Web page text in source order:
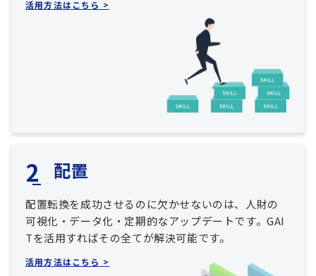
活用方法はこちら >
配置
配置転換を成功させるのに欠かせないのは、人財の
可視化・データ化・定期的なアップデートです。GAI
Tを活用すればその全てが解決可能です。
活用方法はこちら >